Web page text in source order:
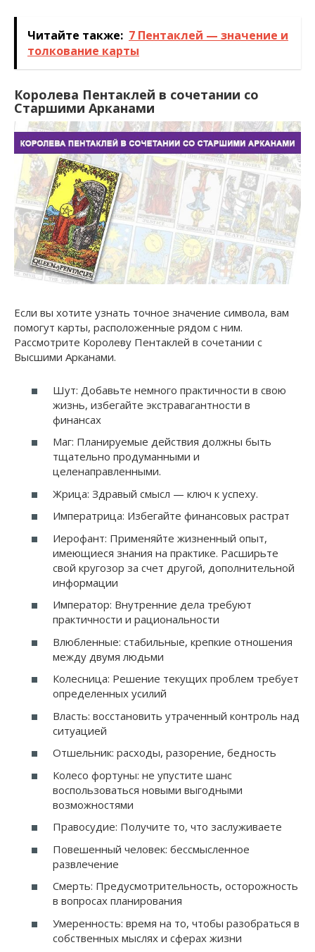
Читайте также: 7 Пентаклей — значение и
толкование карты
Королева Пентаклей в сочетании со
Старшими Арканами
Если вы хотите узнать точное значение символа, вам
помогут карты, расположенные рядом с ним.
Рассмотрите Королеву Пентаклей в сочетании с
Высшими Арканами.
Шут: Добавьте немного практичности в свою
жизнь, избегайте экстравагантности в
финансах
Маг: Планируемые действия должны быть
тщательно продуманными и
целенаправленными.
Жрица: Здравый смысл — ключ к успеху.
Императрица: Избегайте финансовых растрат
Иерофант: Применяйте жизненный опыт,
имеющиеся знания на практике. Расширьте
свой кругозор за счет другой, дополнительной
информации
Император: Внутренние дела требуют
практичности и рациональности
Влюбленные: стабильные, крепкие отношения
между двумя людьми
Колесница: Решение текущих проблем требует
определенных усилий
Власть: восстановить утраченный контроль над
ситуацией
Отшельник: расходы, разорение, бедность
Колесо фортуны: не упустите шанс
воспользоваться новыми выгодными
возможностями
Правосудие: Получите то, что заслуживаете
Повешенный человек: бессмысленное
развлечение
Смерть: Предусмотрительность, осторожность
в вопросах планирования
Умеренность: время на то, чтобы разобраться в
собственных мыслях и сферах жизни